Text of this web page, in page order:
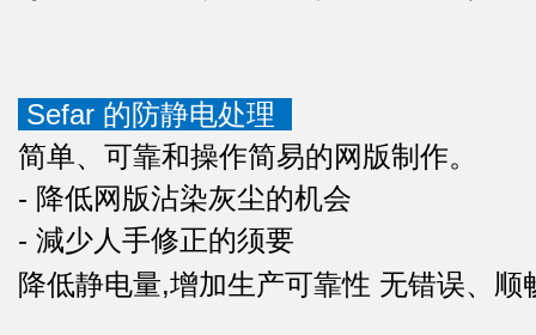
Sefar 的防静电处理
简单、可靠和操作简易的网版制作。
- 降低网版沾染灰尘的机会
- 減少人手修正的须要
降低静电量,增加生产可靠性 无错误、